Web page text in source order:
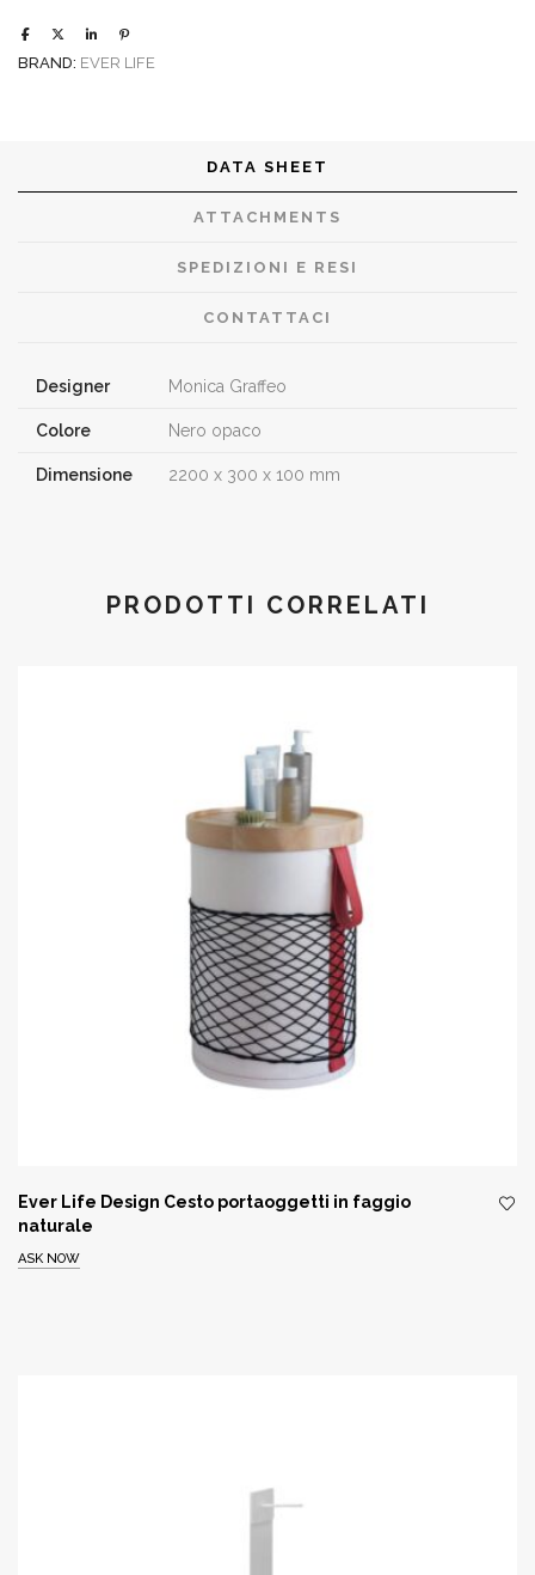
BRAND: EVER LIFE
DATA SHEET
ATTACHMENTS
SPEDIZIONI E RESI
CONTATTACI
Designer Monica Graffeo
Colore Nero opaco
Dimensione 2200 x 300 x 100 mm
PRODOTTI CORRELATI
Ever Life Design Cesto portaoggetti in faggio
naturale
ASK NOW